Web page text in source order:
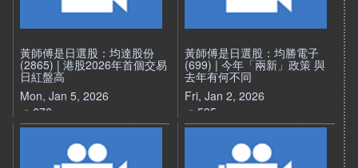
黃師傅是日選股：均達股份
(2865) | 港股2026年首個交易
日紅盤高
Mon, Jan 5, 2026
676
黃師傅是日選股：均勝電子
(699) | 今年「兩新」政策 與
去年有何不同
Fri, Jan 2, 2026
595